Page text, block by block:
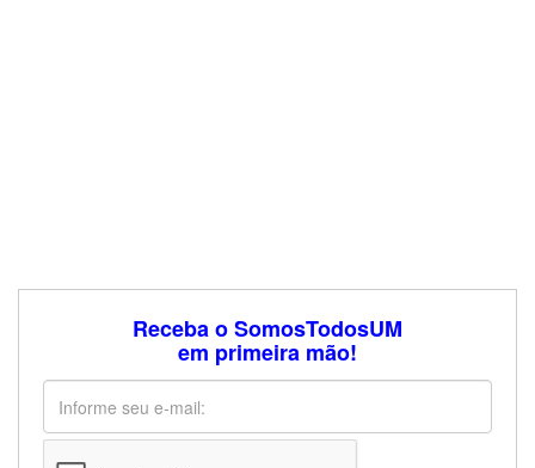
Receba o SomosTodosUM
em primeira mão!